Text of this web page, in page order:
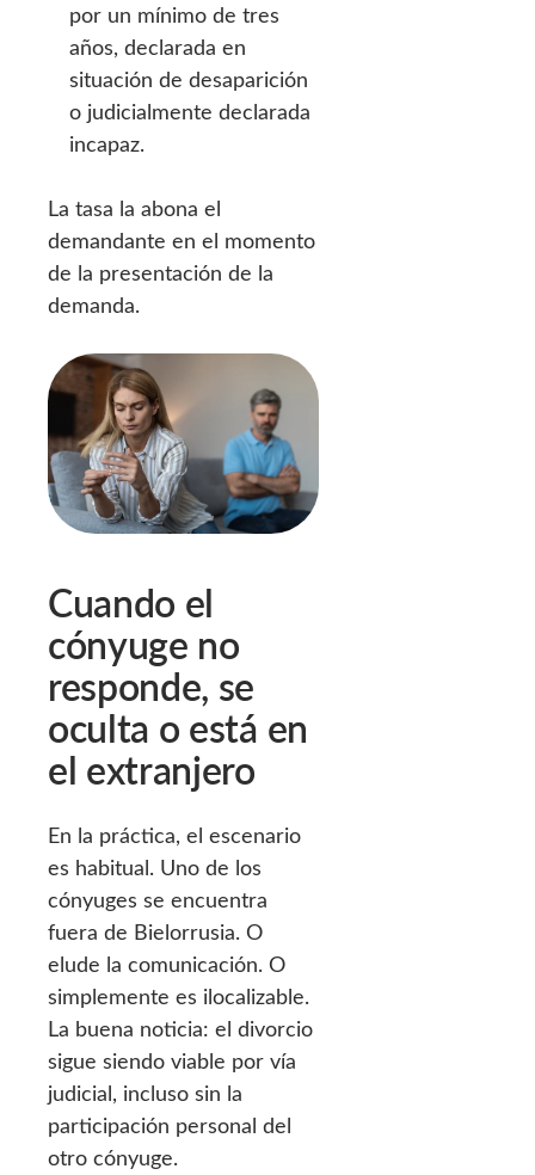
por un mínimo de tres
años, declarada en
situación de desaparición
o judicialmente declarada
incapaz.
La tasa la abona el
demandante en el momento
de la presentación de la
demanda.
Cuando el
cónyuge no
responde, se
oculta o está en
el extranjero
En la práctica, el escenario
es habitual. Uno de los
cónyuges se encuentra
fuera de Bielorrusia. O
elude la comunicación. O
simplemente es ilocalizable.
La buena noticia: el divorcio
sigue siendo viable por vía
judicial, incluso sin la
participación personal del
otro cónyuge.